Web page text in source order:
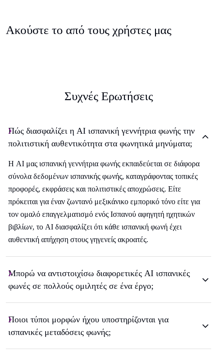
Ακούστε το από τους χρήστες μας
Συχνές Ερωτήσεις
Πώς διασφαλίζει η AI ισπανική γεννήτρια φωνής την
πολιτιστική αυθεντικότητα στα φωνητικά μηνύματα;
Η AI μας ισπανική γεννήτρια φωνής εκπαιδεύεται σε διάφορα
σύνολα δεδομένων ισπανικής φωνής, καταγράφοντας τοπικές
προφορές, εκφράσεις και πολιτιστικές αποχρώσεις. Είτε
πρόκειται για έναν ζωντανό μεξικάνικο εμπορικό τόνο είτε για
τον ομαλό επαγγελματισμό ενός Ισπανού αφηγητή ηχητικών
βιβλίων, το AI διασφαλίζει ότι κάθε ισπανική φωνή έχει
αυθεντική απήχηση στους γηγενείς ακροατές.
Μπορώ να αντιστοιχίσω διαφορετικές AI ισπανικές
φωνές σε πολλούς ομιλητές σε ένα έργο;
Ποιοι τύποι μορφών ήχου υποστηρίζονται για
ισπανικές μεταδόσεις φωνής;